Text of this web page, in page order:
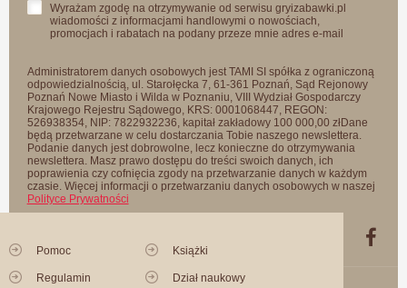
Wyrażam zgodę na otrzymywanie od serwisu gryizabawki.pl
wiadomości z informacjami handlowymi o nowościach,
promocjach i rabatach na podany przeze mnie adres e-mail
Administratorem danych osobowych jest TAMI SI spółka z ograniczoną
odpowiedzialnością, ul. Starołęcka 7, 61-361 Poznań, Sąd Rejonowy
Poznań Nowe Miasto i Wilda w Poznaniu, VIII Wydział Gospodarczy
Krajowego Rejestru Sądowego, KRS: 0001068447, REGON:
526938354, NIP: 7822932236, kapitał zakładowy 100 000,00 złDane
będą przetwarzane w celu dostarczania Tobie naszego newslettera.
Podanie danych jest dobrowolne, lecz konieczne do otrzymywania
newslettera. Masz prawo dostępu do treści swoich danych, ich
poprawienia czy cofnięcia zgody na przetwarzanie danych w każdym
czasie. Więcej informacji o przetwarzaniu danych osobowych w naszej
Polityce Prywatności
Pomoc
Regulamin
Książki
Dział naukowy